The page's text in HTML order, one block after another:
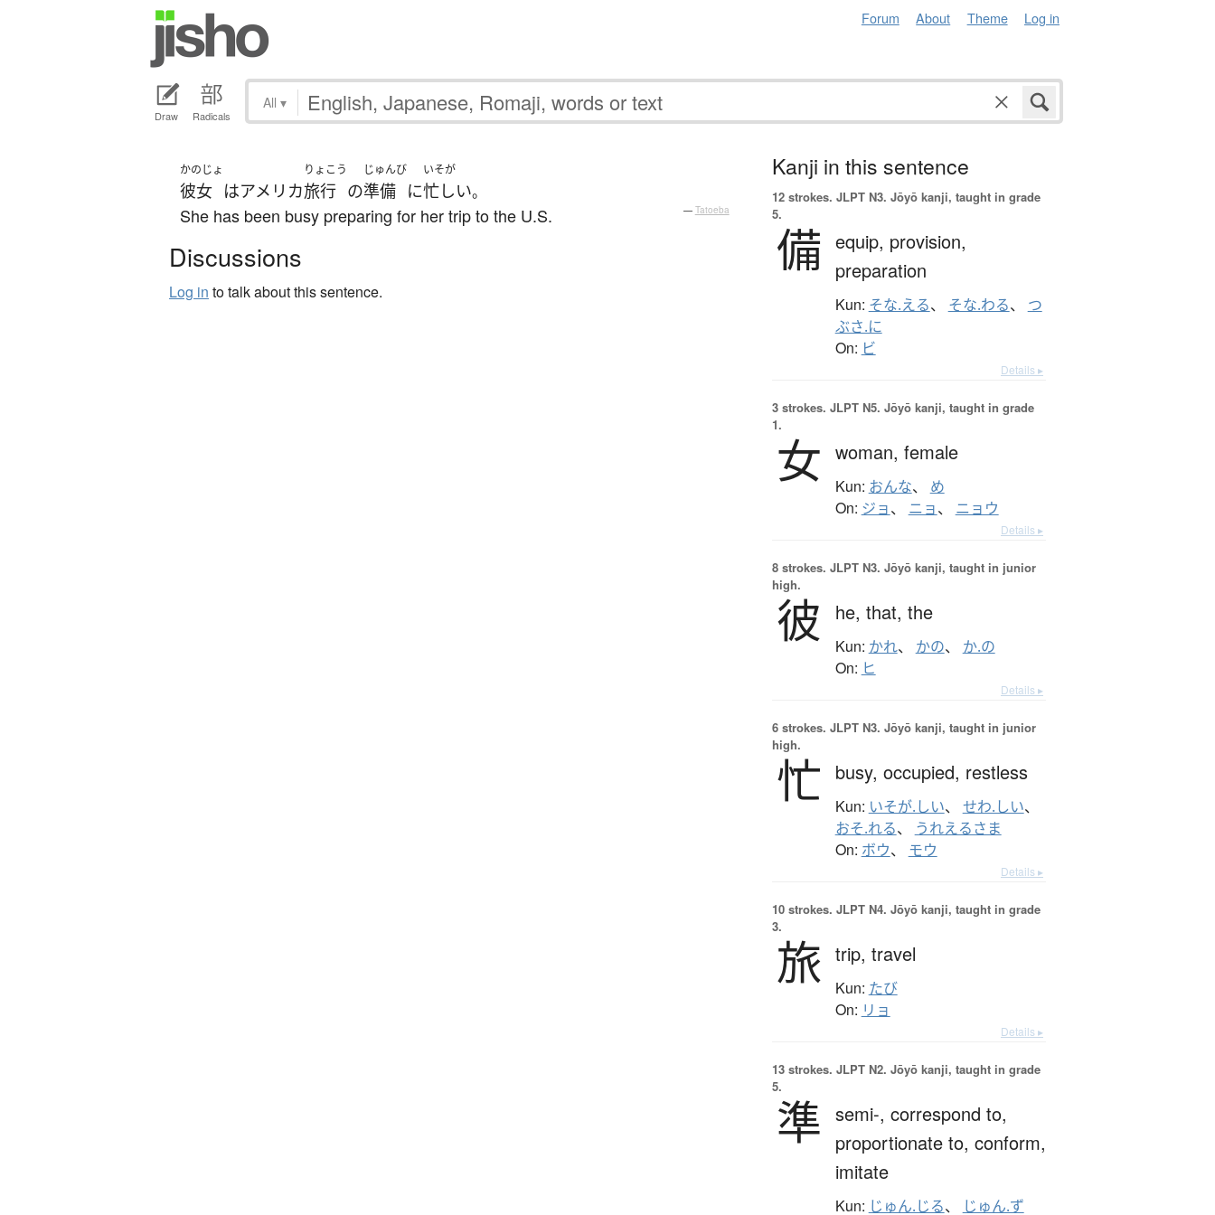
Forum About Theme Log in
Draw Radicals
All ▾
かのじょ
彼女 はアメリカ
りょこう
旅行 の
じゅんび
準備 に
いそが
忙しい。
She has been busy preparing for her trip to the U.S. — Tatoeba
Discussions
Log in to talk about this sentence.
Kanji in this sentence
12 strokes. JLPT N3. Jōyō kanji, taught in grade
5.
備 equip, provision,
preparation
Kun: そな.える、 そな.わる、 つ
ぶさ.に
On: ビ
Details ▸
3 strokes. JLPT N5. Jōyō kanji, taught in grade
1.
女 woman, female
Kun: おんな、 め
On: ジョ、 ニョ、 ニョウ
Details ▸
8 strokes. JLPT N3. Jōyō kanji, taught in junior
high.
彼 he, that, the
Kun: かれ、 かの、 か.の
On: ヒ
Details ▸
6 strokes. JLPT N3. Jōyō kanji, taught in junior
high.
忙 busy, occupied, restless
Kun: いそが.しい、 せわ.しい、
おそ.れる、 うれえるさま
On: ボウ、 モウ
Details ▸
10 strokes. JLPT N4. Jōyō kanji, taught in grade
3.
旅 trip, travel
Kun: たび
On: リョ
Details ▸
13 strokes. JLPT N2. Jōyō kanji, taught in grade
5.
準 semi-, correspond to,
proportionate to, conform,
imitate
Kun: じゅん.じる、
じゅん.ず